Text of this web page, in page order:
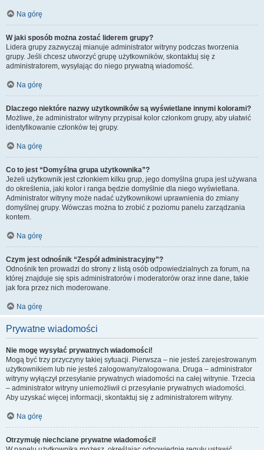
Na górę
W jaki sposób można zostać liderem grupy?
Lidera grupy zazwyczaj mianuje administrator witryny podczas tworzenia
grupy. Jeśli chcesz utworzyć grupę użytkowników, skontaktuj się z
administratorem, wysyłając do niego prywatną wiadomość.
Na górę
Dlaczego niektóre nazwy użytkowników są wyświetlane innymi kolorami?
Możliwe, że administrator witryny przypisał kolor członkom grupy, aby ułatwić
identyfikowanie członków tej grupy.
Na górę
Co to jest “Domyślna grupa użytkownika”?
Jeżeli użytkownik jest członkiem kilku grup, jego domyślna grupa jest używana
do określenia, jaki kolor i ranga będzie domyślnie dla niego wyświetlana.
Administrator witryny może nadać użytkownikowi uprawnienia do zmiany
domyślnej grupy. Wówczas można to zrobić z poziomu panelu zarządzania
kontem.
Na górę
Czym jest odnośnik “Zespół administracyjny”?
Odnośnik ten prowadzi do strony z listą osób odpowiedzialnych za forum, na
której znajduje się spis administratorów i moderatorów oraz inne dane, takie
jak fora przez nich moderowane.
Na górę
Prywatne wiadomości
Nie mogę wysyłać prywatnych wiadomości!
Mogą być trzy przyczyny takiej sytuacji. Pierwsza – nie jesteś zarejestrowanym
użytkownikiem lub nie jesteś zalogowany/zalogowana. Druga – administrator
witryny wyłączył przesyłanie prywatnych wiadomości na całej witrynie. Trzecia
– administrator witryny uniemożliwił ci przesyłanie prywatnych wiadomości.
Aby uzyskać więcej informacji, skontaktuj się z administratorem witryny.
Na górę
Otrzymuję niechciane prywatne wiadomości!